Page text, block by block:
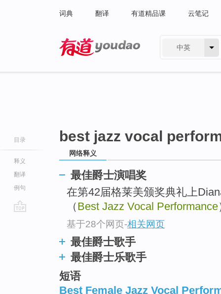
词典 翻译 有道精品课 云笔记
中英
目录
释义
翻译
例句
best jazz vocal
网络释义
最佳爵士演唱奖
在第42届格莱美颁奖典礼上
（Best Jazz Vocal Performance
基于28个网页-相关网页
最佳爵士歌手
最佳爵士乐歌手
短语
Best Female Jazz Vocal